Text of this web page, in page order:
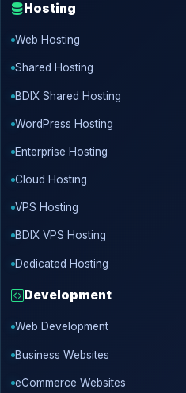
Hosting
Web Hosting
Shared Hosting
BDIX Shared Hosting
WordPress Hosting
Enterprise Hosting
Cloud Hosting
VPS Hosting
BDIX VPS Hosting
Dedicated Hosting
Development
Web Development
Business Websites
eCommerce Websites